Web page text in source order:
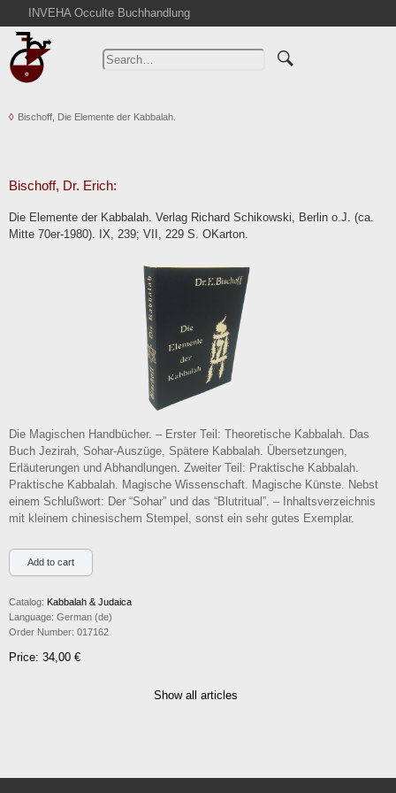
INVEHA Occulte Buchhandlung
Home
Advanced Search
Cart
Contact
Bischoff, Die Elemente der Kabbalah.
Bischoff, Dr. Erich:
Die Elemente der Kabbalah. Verlag Richard Schikowski, Berlin o.J. (ca.
Mitte 70er-1980). IX, 239; VII, 229 S. OKarton.
Die Magischen Handbücher. – Erster Teil: Theoretische Kabbalah. Das
Buch Jezirah, Sohar-Auszüge, Spätere Kabbalah. Übersetzungen,
Erläuterungen und Abhandlungen. Zweiter Teil: Praktische Kabbalah.
Praktische Kabbalah. Magische Wissenschaft. Magische Künste. Nebst
einem Schlußwort: Der “Sohar” und das “Blutritual”. – Inhaltsverzeichnis
mit kleinem chinesischem Stempel, sonst ein sehr gutes Exemplar.
Catalog: Kabbalah & Judaica
Language: German (de)
Order Number: 017162
Price: 34,00 €
Show all articles